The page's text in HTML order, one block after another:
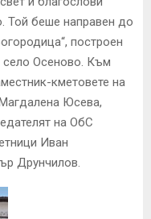
Той беше направен до
построен
село Осеново. Към
кметовете на
Юсева,
на ОбС
Иван
Друнчилов.